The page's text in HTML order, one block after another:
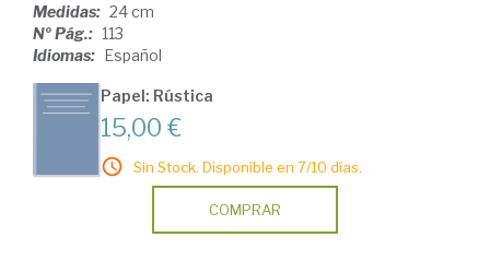
Medidas: 24 cm
Nº Pág.: 113
Idiomas: Español
Papel: Rústica
15,00 €
Sin Stock. Disponible en 7/10 días.
COMPRAR